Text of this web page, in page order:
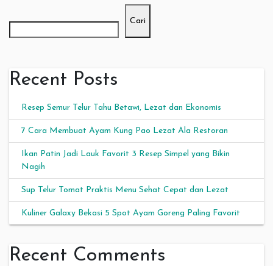
Cari
Recent Posts
Resep Semur Telur Tahu Betawi, Lezat dan Ekonomis
7 Cara Membuat Ayam Kung Pao Lezat Ala Restoran
Ikan Patin Jadi Lauk Favorit 3 Resep Simpel yang Bikin
Nagih
Sup Telur Tomat Praktis Menu Sehat Cepat dan Lezat
Kuliner Galaxy Bekasi 5 Spot Ayam Goreng Paling Favorit
Recent Comments